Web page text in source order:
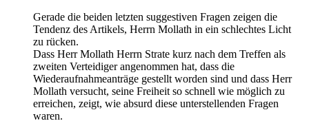
Gerade die beiden letzten suggestiven Fragen zeigen die
Tendenz des Artikels, Herrn Mollath in ein schlechtes Licht
zu rücken.
Dass Herr Mollath Herrn Strate kurz nach dem Treffen als
zweiten Verteidiger angenommen hat, dass die
Wiederaufnahmeanträge gestellt worden sind und dass Herr
Mollath versucht, seine Freiheit so schnell wie möglich zu
erreichen, zeigt, wie absurd diese unterstellenden Fragen
waren.